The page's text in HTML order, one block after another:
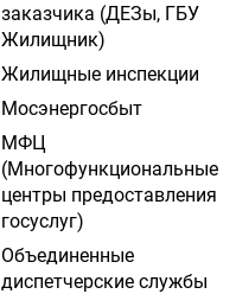
заказчика (ДЕЗы, ГБУ
Жилищник)
Жилищные инспекции
Мосэнергосбыт
МФЦ
(Многофункциональные
центры предоставления
госуслуг)
Объединенные
диспетчерские службы